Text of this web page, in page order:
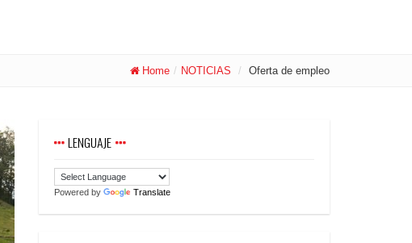
Home / NOTICIAS / Oferta de empleo
LENGUAJE
Powered by Translate